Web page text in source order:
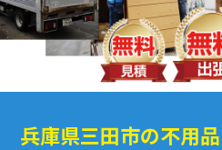
兵庫県三田市の不用